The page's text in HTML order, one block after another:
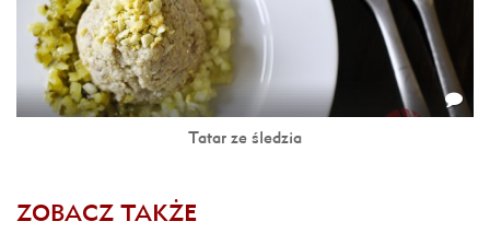
Tatar ze śledzia
ZOBACZ TAKŻE